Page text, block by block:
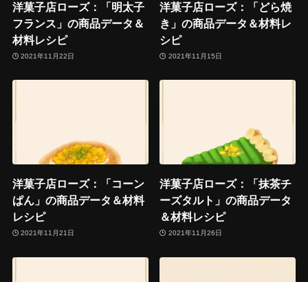
洋菓子店ローズ：「明太子
フランス」の商品データ＆
材料レシピ
2021年11月22日
洋菓子店ローズ：「どら焼
き」の商品データ＆材料レ
シピ
2021年11月15日
洋菓子店ローズ：「コーン
ぱん」の商品データ＆材料
レシピ
2021年11月21日
洋菓子店ローズ：「抹茶チ
ーズタルト」の商品データ
＆材料レシピ
2021年11月26日